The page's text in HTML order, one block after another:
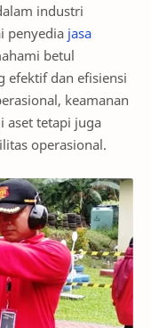
industri
penyedia jasa
betul
efektif dan efisiensi
keamanan
aset tetapi juga
operasional.